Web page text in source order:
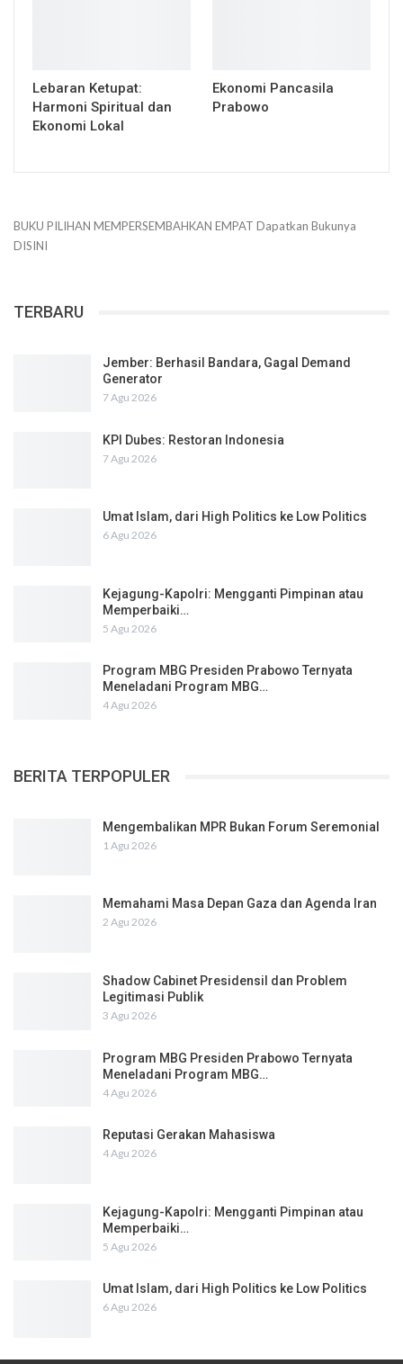
Lebaran Ketupat:
Harmoni Spiritual dan
Ekonomi Lokal
Ekonomi Pancasila
Prabowo
BUKU PILIHAN MEMPERSEMBAHKAN EMPAT Dapatkan Bukunya
DISINI
TERBARU
Jember: Berhasil Bandara, Gagal Demand
Generator
7 Agu 2026
KPI Dubes: Restoran Indonesia
7 Agu 2026
Umat Islam, dari High Politics ke Low Politics
6 Agu 2026
Kejagung-Kapolri: Mengganti Pimpinan atau
Memperbaiki…
5 Agu 2026
Program MBG Presiden Prabowo Ternyata
Meneladani Program MBG…
4 Agu 2026
BERITA TERPOPULER
Mengembalikan MPR Bukan Forum Seremonial
1 Agu 2026
Memahami Masa Depan Gaza dan Agenda Iran
2 Agu 2026
Shadow Cabinet Presidensil dan Problem
Legitimasi Publik
3 Agu 2026
Program MBG Presiden Prabowo Ternyata
Meneladani Program MBG…
4 Agu 2026
Reputasi Gerakan Mahasiswa
4 Agu 2026
Kejagung-Kapolri: Mengganti Pimpinan atau
Memperbaiki…
5 Agu 2026
Umat Islam, dari High Politics ke Low Politics
6 Agu 2026